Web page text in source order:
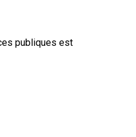
publiques est